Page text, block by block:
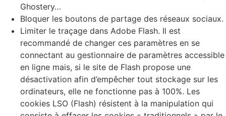
Ghostery…
Bloquer les boutons de partage des réseaux sociaux.
Limiter le traçage dans Adobe Flash. Il est
recommandé de changer ces paramètres en se
connectant au gestionnaire de paramètres accessible
en ligne mais, si le site de Flash propose une
désactivation afin d’empêcher tout stockage sur les
ordinateurs, elle ne fonctionne pas à 100%. Les
cookies LSO (Flash) résistent à la manipulation qui